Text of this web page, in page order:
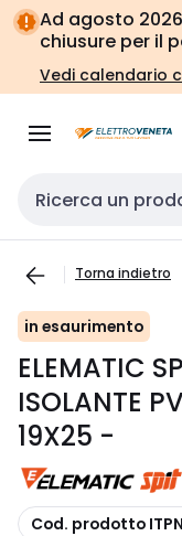
Vai alla
navigazione
Vai
alla
pagina
Ad agosto
chiusure per il
Vedi calendario
Cerca input
Torna indietro
in esaurimento
ELEMATIC
ISOLANTE
19X25 -
copia
Cod. prodotto